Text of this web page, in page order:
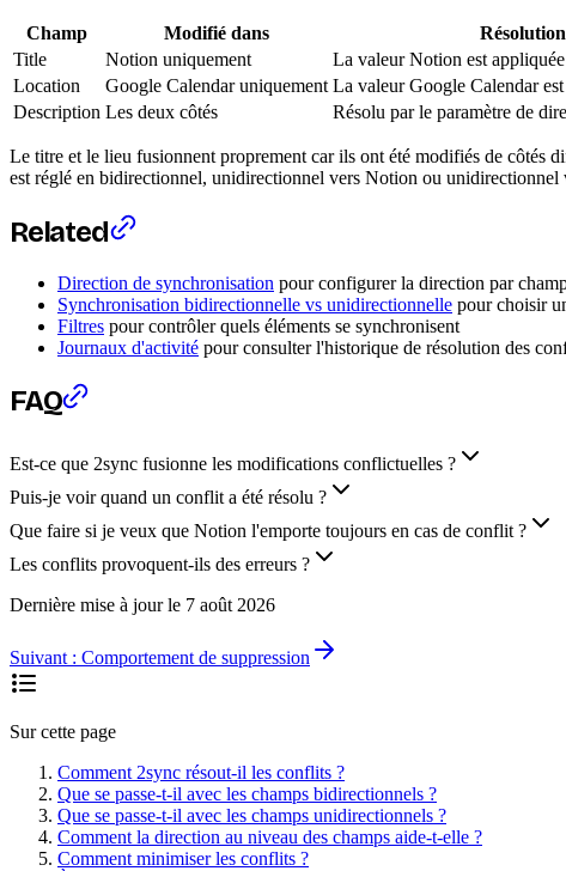
Champ Modifié dans Résolution
Title
Notion uniquement La valeur Notion est
Location
Google Calendar uniquement La valeur Google Calendar
Description Les deux côtés Résolu par le paramètre de
Le titre et le lieu fusionnent proprement car ils ont été modifiés de côtés
est réglé en bidirectionnel, unidirectionnel vers Notion ou unidirectionnel
Related
Direction de synchronisation pour configurer la direction par
Synchronisation bidirectionnelle vs unidirectionnelle pour choisir
Filtres pour contrôler quels éléments se synchronisent
Journaux d'activité pour consulter l'historique de résolution des
FAQ
Est-ce que 2sync fusionne les modifications conflictuelles ?
Puis-je voir quand un conflit a été résolu ?
Que faire si je veux que Notion l'emporte toujours en cas de conflit ?
Les conflits provoquent-ils des erreurs ?
Dernière mise à jour le 7 août 2026
Suivant : Comportement de suppression
Sur cette page
Comment 2sync résout-il les conflits ?
Que se passe-t-il avec les champs bidirectionnels ?
Que se passe-t-il avec les champs unidirectionnels ?
Comment la direction au niveau des champs aide-t-elle ?
Comment minimiser les conflits ?